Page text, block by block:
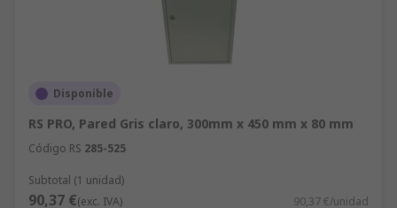
Disponible
RS PRO, Pared Gris claro, 300mm x 450 mm x 80 mm
Código RS 285-525
Subtotal (1 unidad)
90,37 €(exc. IVA) 90,37 €/unidad